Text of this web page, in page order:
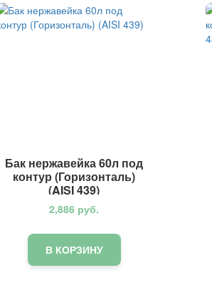
Бак нержавейка 60л под
контур (Горизонталь)
(AISI 439)
2,886 руб.
В КОРЗИНУ